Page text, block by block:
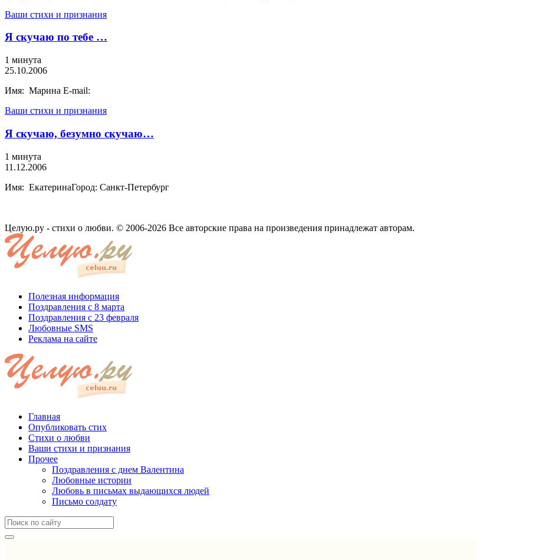
Ваши стихи и признания
Я скучаю по тебе …
1 минута
25.10.2006
Имя: Марина E-mail:
Ваши стихи и признания
Я скучаю, безумно скучаю…
1 минута
11.12.2006
Имя: ЕкатеринаГород: Санкт-Петербург
Целую.ру - стихи о любви. © 2006-2026 Все авторские права на произведения принадлежат авторам.
Полезная информация
Поздравления с 8 марта
Поздравления с 23 февраля
Любовные SMS
Реклама на сайте
Главная
Опубликовать стих
Стихи о любви
Ваши стихи и признания
Прочее
Поздравления с днем Валентина
Любовные истории
Любовь в письмах выдающихся людей
Письмо солдату